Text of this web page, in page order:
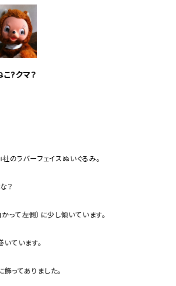
?クマ？
のラバーフェイスぬいぐるみ。
？
って左側）に少し傾いています。
ています。
ってありました。